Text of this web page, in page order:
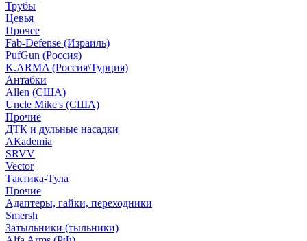
Трубы
Цевья
Прочее
Fab-Defense (Израиль)
PufGun (Россия)
K.ARMA (Россия\Турция)
Антабки
Allen (США)
Uncle Mike's (США)
Прочие
ДТК и дульные насадки
АКademia
SRVV
Vector
Тактика-Тула
Прочие
Адаптеры, гайки, переходники
Smersh
Затыльники (тыльники)